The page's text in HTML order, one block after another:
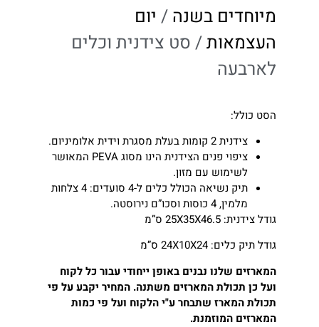
מיוחדים בשנה/ יום
העצמאות/ סט צידנית וכלים
לארבעה
הסט כולל:
צידנית 2 קומות בעלת מסגרת וידית אלומיניום.
ציפוי פנים הצידנית הינו מסוג PEVA המאושר
לשימוש עם מזון.
תיק נשיאה הכולל כלים ל-4 סועדים: 4 צלחות
מלמין, 4 כוסות וסכו”ם נירוסטה.
גודל צידנית: 25X35X46.5 ס”מ
גודל תיק כלים: 24X10X24 ס”מ
המארזים שלנו נבנים באופן ייחודי עבור כל לקוח
ועל כן תכולת המארזים משתנה. המחיר יקבע על פי
תכולת המארז שתבחר ע"י הלקוח ועל פי כמות
המארזים המוזמנת.